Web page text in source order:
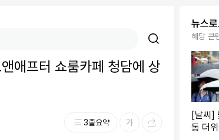
애프터 쇼룸카페 청담에 상
3줄요약
뉴스
해당 콘
[날씨]
통 더